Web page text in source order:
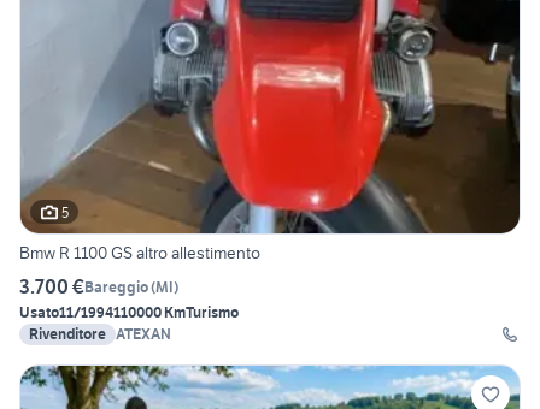
5
Bmw R 1100 GS altro allestimento
3.700 €Bareggio(MI)
Usato11/1994110000 KmTurismo
Rivenditore ATEXAN